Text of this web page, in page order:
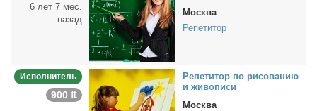
6 лет 7 мес.
назад
Москва
Репетитор
Исполнитель
900 ₶
Ре­пе­ти­тор по ри­со­ва­нию
и жи­во­пи­си
Москва